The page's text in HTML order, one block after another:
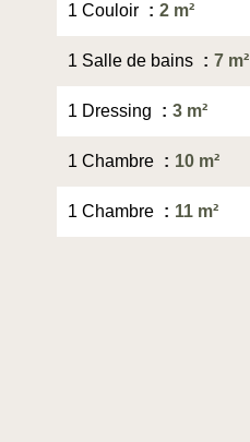
1 Couloir 2 m²
1 Salle de bains 7 m²
1 Dressing 3 m²
1 Chambre 10 m²
1 Chambre 11 m²